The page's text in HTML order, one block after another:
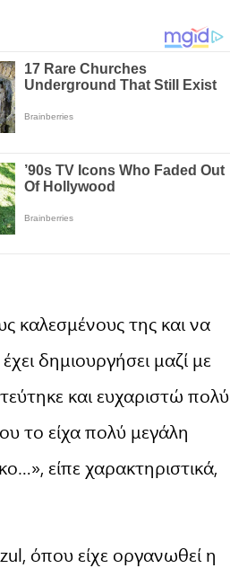
καλεσμένους της και να
δημιουργήσει μαζί με
και ευχαριστώ πολύ
το είχα πολύ μεγάλη
είπε χαρακτηριστικά,
όπου είχε οργανωθεί η